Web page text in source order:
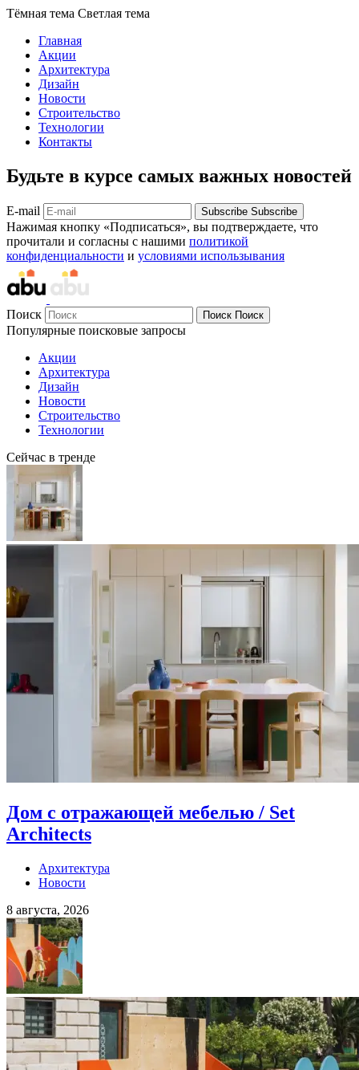
Тёмная тема Светлая тема
Главная
Акции
Архитектура
Дизайн
Новости
Строительство
Технологии
Контакты
Будьте в курсе самых важных новостей
E-mail Subscribe Subscribe
Нажимая кнопку «Подписаться», вы подтверждаете, что
прочитали и согласны с нашими политикой
конфиденциальности и условиями использывания
Поиск Поиск Поиск
Популярные поисковые запросы
Акции
Архитектура
Дизайн
Новости
Строительство
Технологии
Сейчас в тренде
Дом с отражающей мебелью / Set
Architects
Архитектура
Новости
8 августа, 2026